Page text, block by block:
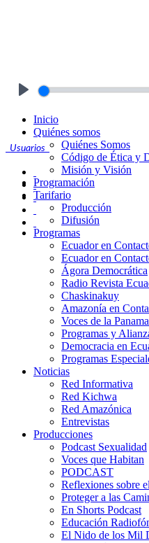
Usuarios
Inicio
Quiénes somos
Quiénes Somos
Código de Ética y
Misión y Visión
Programación
Tarifario
Producción
Difusión
Programas
Ecuador en
Ecuador en
Ágora Democrática
Radio Revista
Chaskinakuy
Amazonía en
Voces de la
Programas y
Democracia en
Programas
Noticias
Red Informativa
Red Kichwa
Red Amazónica
Entrevistas
Producciones
Podcast Sexualidad
Voces que Habitan
PODCAST
Reflexiones sobre
Proteger a las
En Shorts Podcast
Educación
El Nido de los Mil